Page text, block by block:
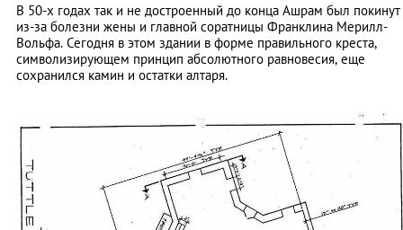
В 50-х годах так и не достроенный до конца Ашрам был покинут
из-за болезни жены и главной соратницы Франклина Мерилл-
Вольфа. Сегодня в этом здании в форме правильного креста,
символизирующем принцип абсолютного равновесия, еще
сохранился камин и остатки алтаря.